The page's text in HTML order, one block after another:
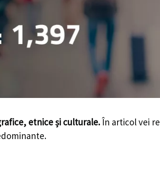
etnice și culturale.În articol vei